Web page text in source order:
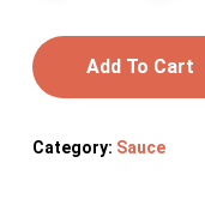
Add To Cart
Category: Sauce